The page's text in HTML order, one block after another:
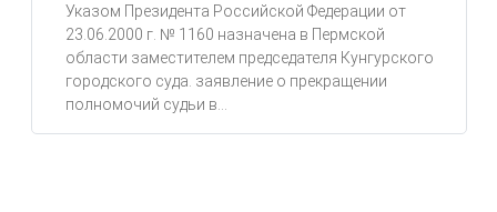
Указом Президента Российской Федерации от
23.06.2000 г. № 1160 назначена в Пермской
области заместителем председателя Кунгурского
городского суда. заявление о прекращении
полномочий судьи в...